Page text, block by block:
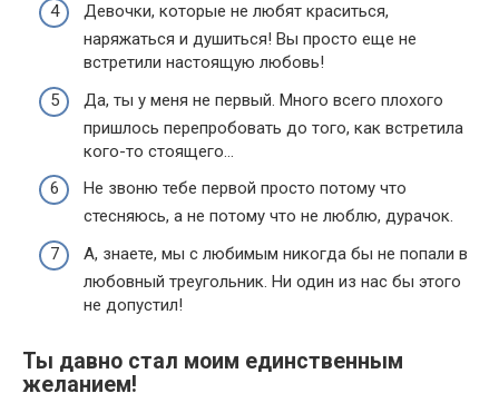
Девочки, которые не любят краситься,
наряжаться и душиться! Вы просто еще не
встретили настоящую любовь!
Да, ты у меня не первый. Много всего плохого
пришлось перепробовать до того, как встретила
кого-то стоящего…
Не звоню тебе первой просто потому что
стесняюсь, а не потому что не люблю, дурачок.
А, знаете, мы с любимым никогда бы не попали в
любовный треугольник. Ни один из нас бы этого
не допустил!
Ты давно стал моим единственным
желанием!